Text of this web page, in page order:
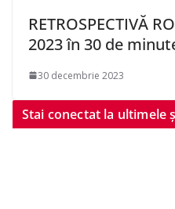
RETROSPECTIVĂ
2023 în 30 de
30 decembrie 2023
Stai conectat la ultimele